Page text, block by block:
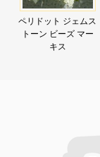
ペリドット ジェムス
トーン ビーズ マー
キス